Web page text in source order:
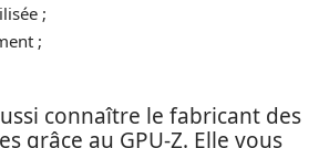
;
;
connaître le fabricant des
grâce au GPU-Z. Elle vous